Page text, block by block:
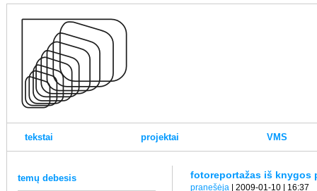
tekstai projektai VMS
temų debesis fotoreportažas iš knygos
pranešėja | 2009-01-10 | 16:37